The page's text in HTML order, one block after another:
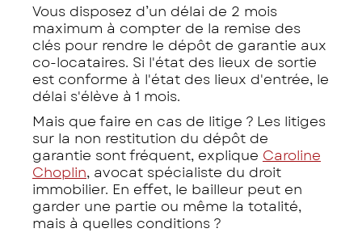
Vous disposez d’un délai de 2 mois
maximum à compter de la remise des
clés pour rendre le dépôt de garantie aux
co-locataires. Si l'état des lieux de sortie
est conforme à l'état des lieux d'entrée, le
délai s'élève à 1 mois.
Mais que faire en cas de litige ? Les litiges
sur la non restitution du dépôt de
garantie sont fréquent, explique Caroline
Choplin, avocat spécialiste du droit
immobilier. En effet, le bailleur peut en
garder une partie ou même la totalité,
mais à quelles conditions ?